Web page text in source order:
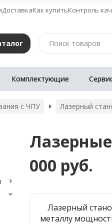
ДоставкаКак купитьКонтроль
Комплектующие
с ЧПУ Лазерный
000 руб.
Лазерный
металлу